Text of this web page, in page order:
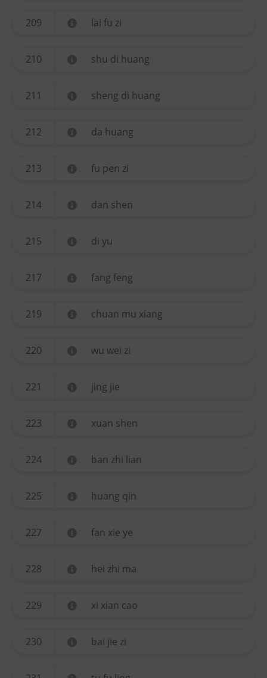
209 lai fu zi
210 shu di huang
211 sheng di huang
212 da huang
213 fu pen zi
214 dan shen
215 di yu
217 fang feng
219 chuan mu xiang
220 wu wei zi
221 jing jie
223 xuan shen
224 ban zhi lian
225 huang qin
227 fan xie ye
228 hei zhi ma
229 xi xian cao
230 bai jie zi